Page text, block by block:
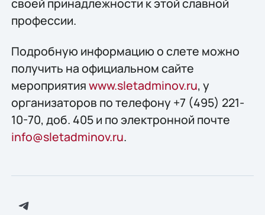
своей принадлежности к этой славной
профессии.
Подробную информацию о слете можно
получить на официальном сайте
мероприятияwww.sletadminov.ru, у
организаторов по телефону +7 (495) 221-
10-70, доб. 405 и по электронной почте
info@sletadminov.ru.